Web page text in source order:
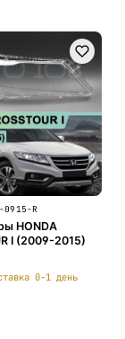
R
HONDA
I (2009-2015)
0-1 день